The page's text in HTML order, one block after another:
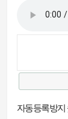
자동등록방지